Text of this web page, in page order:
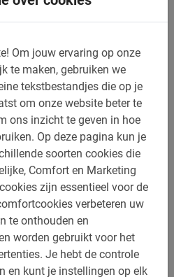
Om jouw ervaring op onze
te maken, gebruiken we
tekstbestandjes die op je
om onze website beter te
ons inzicht te geven in hoe
Op deze pagina kun je
soorten cookies die
Comfort en Marketing
zijn essentieel voor de
verbeteren uw
te onthouden en
worden gebruikt voor het
Je hebt de controle
en kunt je instellingen op elk
bevestigingsmail met een
handige informatie zodat je
begint.
met een Parijs Fietstour